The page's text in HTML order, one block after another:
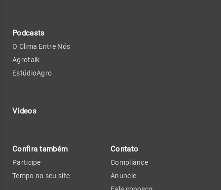
Podcasts
O Clima Entre Nós
Agrotalk
EstúdioAgro
Vídeos
Confira também
Participe
Tempo no seu site
Contato
Compliance
Anuncie